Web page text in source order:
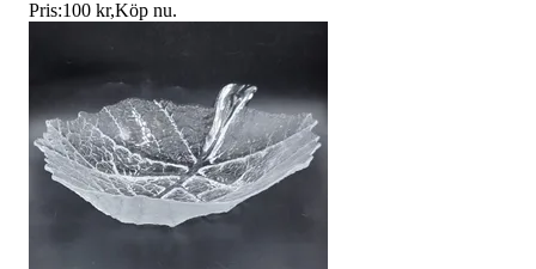
Pris:100 kr,Köp nu.